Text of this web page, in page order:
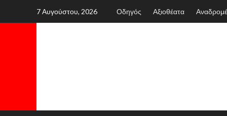
7 Αυγούστου, 2026 Οδηγός Αξιοθέατα